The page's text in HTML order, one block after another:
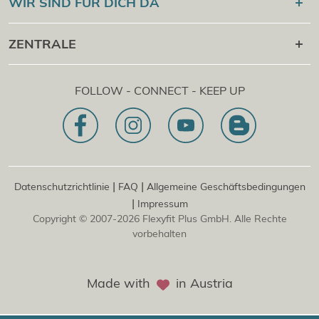
Cert Check
Flexyfit Massage Academy
Flexyfit®Beauty Academy
+43 1 997 27 38
[email protected]
Beratungs- & Onlineanfrage
Unser Leitbild
ZENTRALE
1030 | Österreich
Dietrichgasse 27 E.EG2
Zweigstelle | DE
Konrad-Zuse-Platz 8
FOLLOW - CONNECT - KEEP UP
Datenschutzrichtlinie | FAQ | Allgemeine Geschäftsbedingungen
| Impressum
Copyright © 2007-2026 Flexyfit Plus GmbH. Alle Rechte
vorbehalten
Made with in Austria